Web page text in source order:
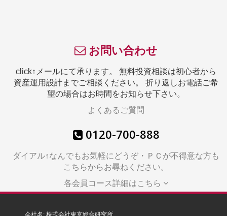
お問い合わせ
click↑メールにて承ります。 無料投資相談は初心者から
資産運用設計までご相談ください。 折り返しお電話ご希
望の場合はお時間をお知らせ下さい。
よくあるご質問
0120-700-888
ダイアル↑なんでもお気軽にどうぞ・ＰＣが不得意な方も
こちらからお尋ねください。
各会員コース詳細はこちら
会社名: 株式会社東京総合研究所